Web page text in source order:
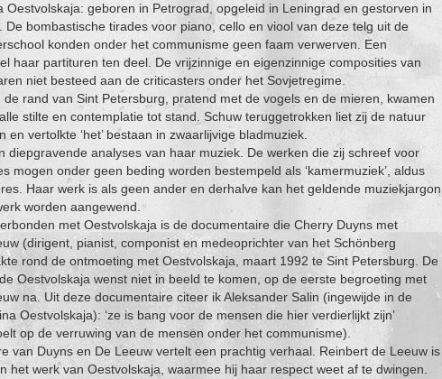
Oestvolskaja: geboren in Petrograd, opgeleid in Leningrad en gestorven in
De bombastische tirades voor piano, cello en viool van deze telg uit de
konden onder het communisme geen faam verwerven. Een
haar partituren ten deel. De vrijzinnige en eigenzinnige composities van
niet besteed aan de criticasters onder het Sovjetregime.
de rand van Sint Petersburg, pratend met de vogels en de mieren, kwamen
stilte en contemplatie tot stand. Schuw teruggetrokken liet zij de natuur
en vertolkte ‘het’ bestaan in zwaarlijvige bladmuziek.
diepgravende analyses van haar muziek. De werken die zij schreef voor
mogen onder geen beding worden bestempeld als ‘kamermuziek’, aldus
Haar werk is als geen ander en derhalve kan het geldende muziekjargon
worden aangewend.
met Oestvolskaja is de documentaire die Cherry Duyns met
(dirigent, pianist, componist en medeoprichter van het Schönberg
rond de ontmoeting met Oestvolskaja, maart 1992 te Sint Petersburg. De
Oestvolskaja wenst niet in beeld te komen, op de eerste begroeting met
na. Uit deze documentaire citeer ik Aleksander Salin (ingewijde in de
Oestvolskaja): ‘ze is bang voor de mensen die hier verdierlijkt zijn’
op de verruwing van de mensen onder het communisme).
van Duyns en De Leeuw vertelt een prachtig verhaal. Reinbert de Leeuw is
het werk van Oestvolskaja, waarmee hij haar respect weet af te dwingen.